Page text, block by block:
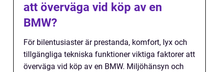
att överväga vid köp av en
BMW?
För bilentusiaster är prestanda, komfort, lyx och
tillgängliga tekniska funktioner viktiga faktorer att
överväga vid köp av en BMW. Miljöhänsyn och